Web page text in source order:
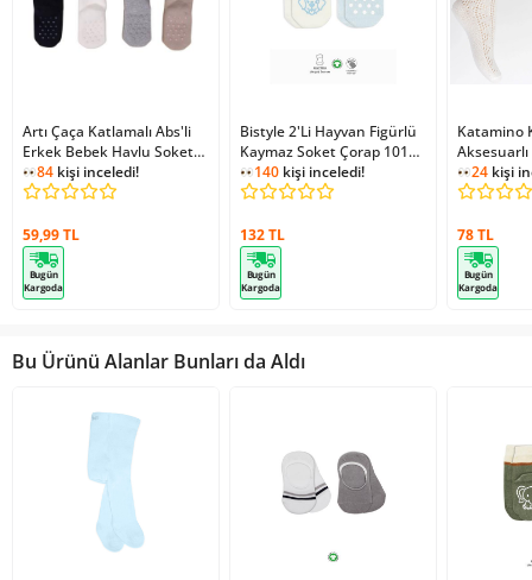
Artı Çaça Katlamalı Abs'li
Erkek Bebek Havlu Soket
Çorap K42259 Asorti
84 kişi inceledi!
59,99 TL
Bugün
Kargoda
Bistyle 2'Li Hayvan Figürlü
Kaymaz Soket Çorap 10104
Mavi Ekru
140 kişi inceledi!
132 TL
Bugün
Kargoda
Katamino
K24097
24 kişi
78 TL
Bugün
Kargoda
Bu Ürünü Alanlar Bunları da Aldı